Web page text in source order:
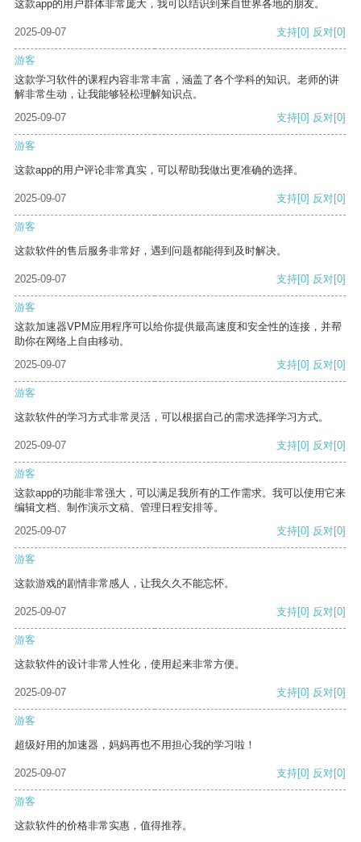
这款app的用户群体非常庞大，我可以结识到来自世界各地的朋友。
2025-09-07 支持[0] 反对[0]
游客
这款学习软件的课程内容非常丰富，涵盖了各个学科的知识。老师的讲
解非常生动，让我能够轻松理解知识点。
2025-09-07
支持[0] 反对[0]
游客
这款app的用户评论非常真实，可以帮助我做出更准确的选择。
2025-09-07 支持[0] 反对[0]
游客
这款软件的售后服务非常好，遇到问题都能得到及时解决。
2025-09-07 支持[0] 反对[0]
游客
这款加速器VPM应用程序可以给你提供最高速度和安全性的连接，并帮
助你在网络上自由移动。
2025-09-07
支持[0] 反对[0]
游客
这款软件的学习方式非常灵活，可以根据自己的需求选择学习方式。
2025-09-07 支持[0] 反对[0]
游客
这款app的功能非常强大，可以满足我所有的工作需求。我可以使用它来
编辑文档、制作演示文稿、管理日程安排等。
2025-09-07
支持[0] 反对[0]
游客
这款游戏的剧情非常感人，让我久久不能忘怀。
2025-09-07 支持[0] 反对[0]
游客
这款软件的设计非常人性化，使用起来非常方便。
2025-09-07 支持[0] 反对[0]
游客
超级好用的加速器，妈妈再也不用担心我的学习啦！
2025-09-07 支持[0] 反对[0]
游客
这款软件的价格非常实惠，值得推荐。